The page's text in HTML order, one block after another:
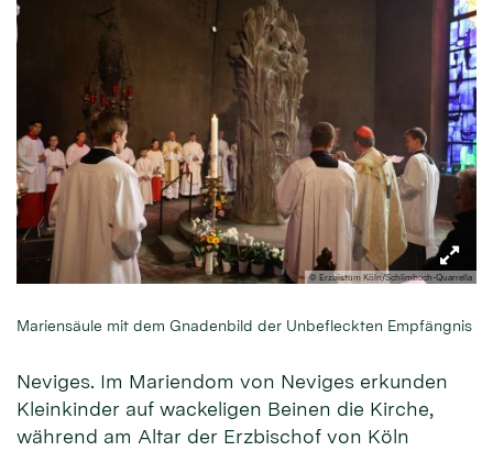
© Erzbistum Köln/Schlimbach-Quarrella
Mariensäule mit dem Gnadenbild der Unbefleckten Empfängnis
Neviges. Im Mariendom von Neviges erkunden
Kleinkinder auf wackeligen Beinen die Kirche,
während am Altar der Erzbischof von Köln